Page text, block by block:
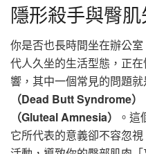
隱形殺手與臀
你是否也長時間坐在辦公
代人久坐的生活型態，正
響，其中一個常見的問題
（Dead Butt Syndrome）
（Gluteal Amnesia）
。
它所代表的意義卻不容忽